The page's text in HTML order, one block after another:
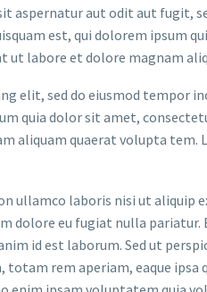
aut odit aut fugit,
est, qui dolorem ipsum
ut labore et dolore magnam
elit, sed do eiusmod tempor
quia dolor sit amet,
aliquam quaerat volupta tem.
ullamco laboris nisi ut aliquip
dolore eu fugiat nulla pariatur.
id est laborum. Sed ut
rem aperiam, eaque ipsa